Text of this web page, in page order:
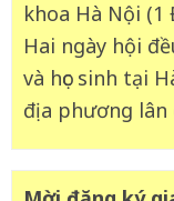
khoa Hà Nội (1
Hai ngày hội
và học sinh tại
địa phương lân